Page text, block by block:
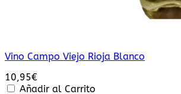
Vino Campo Viejo Rioja Blanco
10,95€
Añadir al Carrito